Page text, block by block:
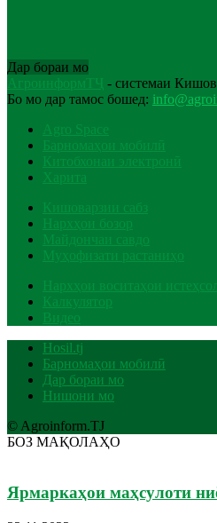
Дар бораи мо
АгроинформТҶ - системаи
Бо мо дар тамос бошед:
Agro Space
Барномаҳои мобилӣ
Китобхонаи электронӣ
Харита
Кишоварзии сабз
Нархҳои бозор
Майдончаи савдо
Муҳофизати растаниҳо
Нархҳои воситаҳои
Калкулятор
Видео
Hosil.tj
Барномаҳои мобилӣ
Дар бораи мо
Нишони мо
© Agroinform.TJ
БОЗ МАҚОЛАҲО
Ярмаркаҳои маҳсулоти